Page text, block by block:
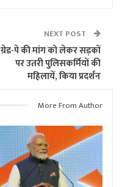
NEXT POST
ग्रेड-पे की मांग को लेकर सड़कों
पर उतरी पुलिसकर्मियों की
महिलायें, किया प्रदर्शन
More From Author